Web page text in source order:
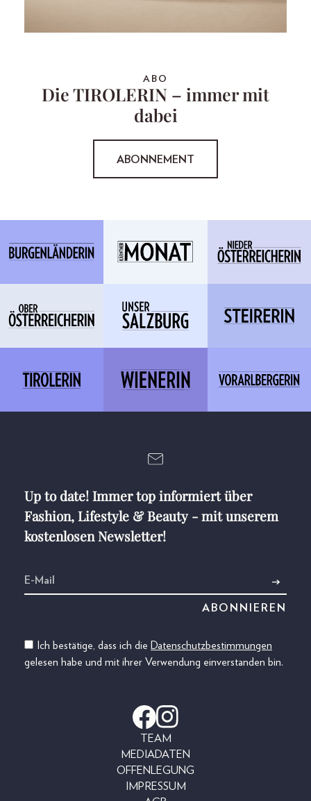
ABO
Die TIROLERIN – immer mit
dabei
ABONNEMENT
Up to date! Immer top informiert über
Fashion, Lifestyle & Beauty - mit unserem
kostenlosen Newsletter!
Ich bestätige, dass ich die Datenschutzbestimmungen
gelesen habe und mit ihrer Verwendung einverstanden bin.
TEAM
MEDIADATEN
OFFENLEGUNG
IMPRESSUM